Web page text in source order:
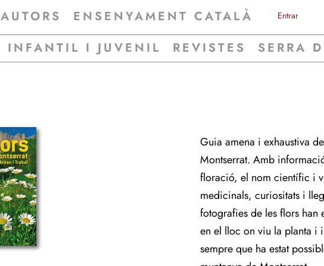
AUTORS ENSENYAMENT CATALÀ Entrar
INFANTIL I JUVENIL REVISTES SERRA
Guia amena i exhaustiva
Montserrat. Amb
floració, el nom científic i
medicinals, curiositats i
fotografies de les flors han
en el lloc on viu la planta i
sempre que ha estat